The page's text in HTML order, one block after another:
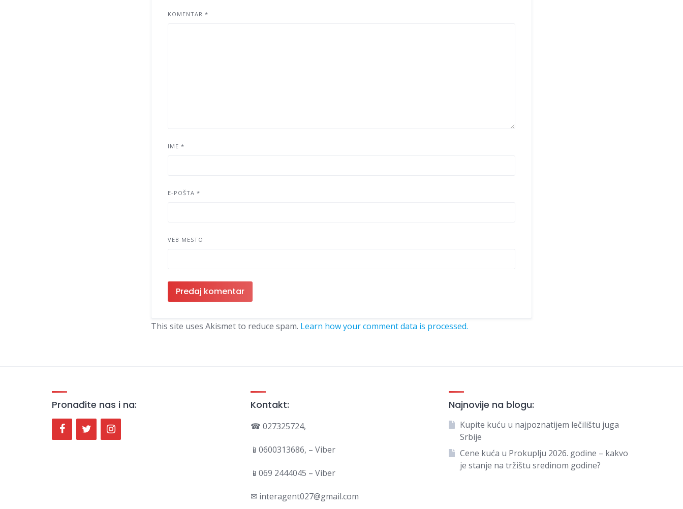
KOMENTAR*
IME*
E-POŠTA*
VEB MESTO
This site uses Akismet to reduce spam. Learn how your comment data is processed.
Pronađite nas i na: Kontakt:
☎ 027325724,
📱0600313686, – Viber
📱069 2444045 – Viber
✉ interagent027@gmail.com
Najnovije na blogu:
Kupite kuću u najpoznatijem lečilištu juga
Srbije
Cene kuća u Prokuplju 2026. godine – kakvo
je stanje na tržištu sredinom godine?